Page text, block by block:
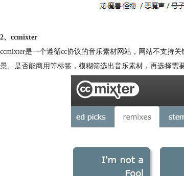
2、ccmixter
ccmixter是一个遵循cc协议的音乐素材网站，网站不支持
景、是否能商用等标签，模糊筛选出音乐素材，再选择需